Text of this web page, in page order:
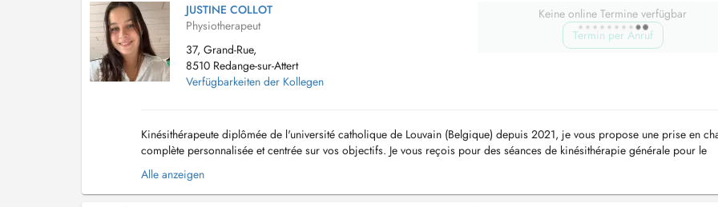
JUSTINE COLLOT
Physiotherapeut
37, Grand-Rue,
8510 Redange-sur-Attert
Verfügbarkeiten der Kollegen
Keine online Termine verfügbar
Termin per Anruf
Kinésithérapeute diplômée de l'université catholique de Louvain (Belgique) depuis 2021, je vous propose une prise en
complète personnalisée et centrée sur vos objectifs. Je vous reçois pour des séances de kinésithérapie générale pour le
traitement des douleurs musculosquelettiques, la rééd...
Alle anzeigen